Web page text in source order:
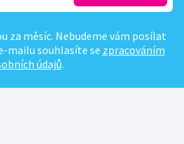
za měsíc. Nebudeme vám posílat
mailu souhlasíte se zpracováním
údajů.